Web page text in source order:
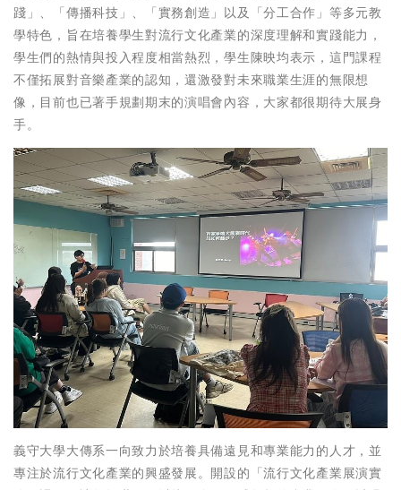
踐」、「傳播科技」、「實務創造」以及「分工合作」等多元教
學特色，旨在培養學生對流行文化產業的深度理解和實踐能力，
學生們的熱情與投入程度相當熱烈，學生陳映均表示，這門課程
不僅拓展對音樂產業的認知，還激發對未來職業生涯的無限想
像，目前也已著手規劃期末的演唱會內容，大家都很期待大展身
手。
義守大學大傳系一向致力於培養具備遠見和專業能力的人才，並
專注於流行文化產業的興盛發展。開設的「流行文化產業展演實